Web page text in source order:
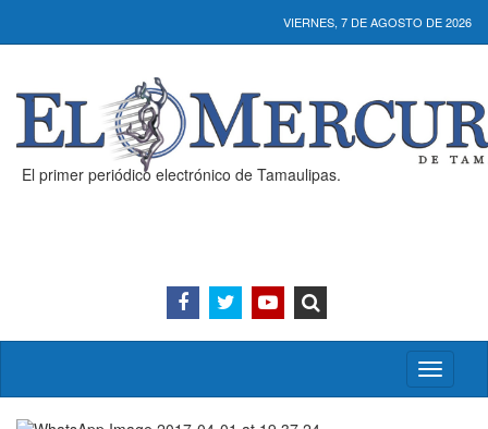
VIERNES, 7 DE AGOSTO DE 2026
El primer periódico electrónico de Tamaulipas.
Activar/
menú